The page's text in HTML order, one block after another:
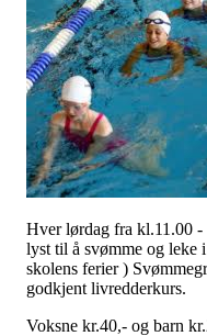
Hver lørdag fra kl.11.00 -
lyst til å svømme og leke
skolens ferier )
godkjent livredderkurs.
Voksne kr.40,- og barn